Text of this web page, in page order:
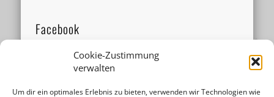
Cookie-Zustimmung
verwalten
Um dir ein optimales Erlebnis zu bieten, verwenden wir Technologien wie
Facebook